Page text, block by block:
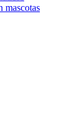
mascotas